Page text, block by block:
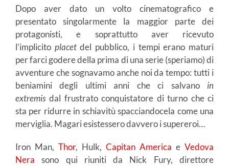
Dopo aver dato un volto cinematografico e
presentato singolarmente la maggior parte dei
protagonisti, e soprattutto aver ricevuto
l’implicito placetdel pubblico, i tempi erano maturi
per farci godere della prima di una serie (speriamo) di
avventure che sognavamo anche noi da tempo: tutti i
beniamini degli ultimi anni che ci salvano in
extremis dal frustrato conquistatore di turno che ci
sta per ridurre in schiavitù spacciandocela come una
merviglia. Magari esistessero davvero i supereroi…
Iron Man, Thor, Hulk, Capitan America e Vedova
Nera sono qui riuniti da Nick Fury, direttore